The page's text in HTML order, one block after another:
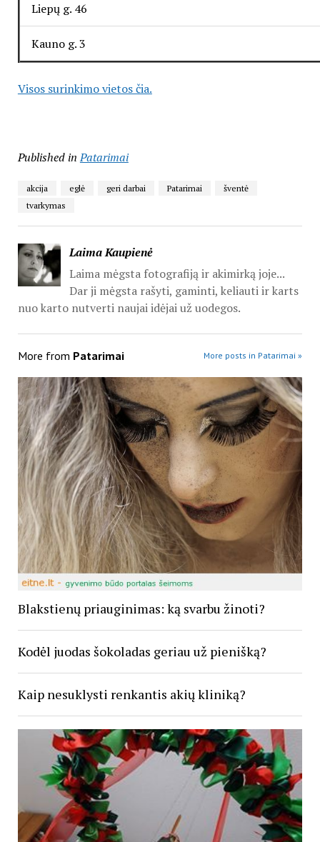
Liepų g. 46
Kauno g. 3
Visos surinkimo vietos čia.
Published in Patarimai
akcija eglė geri darbai Patarimai
šventė
tvarkymas
Laima Kaupienė
Laima mėgsta fotografiją ir akimirką joje...
Dar ji mėgsta rašyti, gaminti, keliauti ir karts
nuo karto nutverti naujai idėjai už uodegos.
More from Patarimai More posts in Patarimai »
Blakstienų priauginimas: ką svarbu žinoti?
Kodėl juodas šokoladas geriau už pienišką?
Kaip nesuklysti renkantis akių kliniką?